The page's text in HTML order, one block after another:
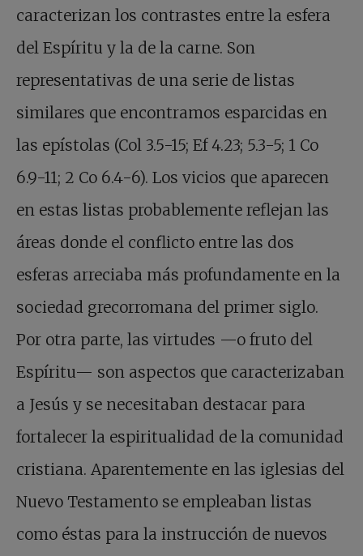
caracterizan los contrastes entre la esfera
del Espíritu y la de la carne. Son
representativas de una serie de listas
similares que encontramos esparcidas en
las epístolas (Col 3.5-15; Ef 4.23; 5.3-5; 1 Co
6.9-11; 2 Co 6.4-6). Los vicios que aparecen
en estas listas probablemente reflejan las
áreas donde el conflicto entre las dos
esferas arreciaba más profundamente en la
sociedad grecorromana del primer siglo.
Por otra parte, las virtudes —o fruto del
Espíritu— son aspectos que caracterizaban
a Jesús y se necesitaban destacar para
fortalecer la espiritualidad de la comunidad
cristiana. Aparentemente en las iglesias del
Nuevo Testamento se empleaban listas
como éstas para la instrucción de nuevos